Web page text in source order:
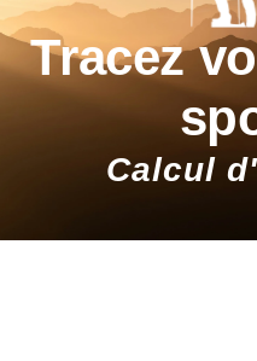
Tracez
Calcul